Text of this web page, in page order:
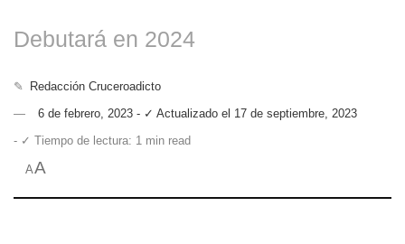
Debutará en 2024
✎
Redacción Cruceroadicto
6 de febrero, 2023 - ✓ Actualizado el 17 de septiembre, 2023
- ✓ Tiempo de lectura: 1 min read
AA